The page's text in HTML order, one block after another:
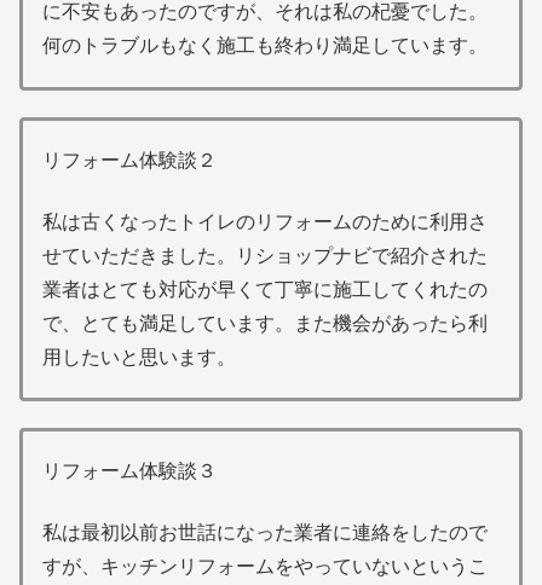
に不安もあったのですが、それは私の杞憂でした。
何のトラブルもなく施工も終わり満足しています。
リフォーム体験談２
私は古くなったトイレのリフォームのために利用さ
せていただきました。リショップナビで紹介された
業者はとても対応が早くて丁寧に施工してくれたの
で、とても満足しています。また機会があったら利
用したいと思います。
リフォーム体験談３
私は最初以前お世話になった業者に連絡をしたので
すが、キッチンリフォームをやっていないというこ